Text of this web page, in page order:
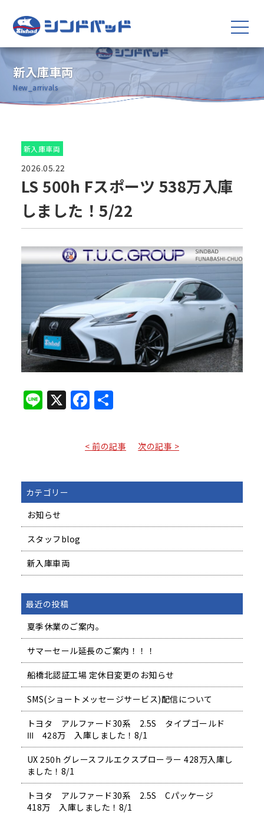
新入庫車両
New_arrivals
新入庫車両
2026.05.22
LS 500h Fスポーツ 538万入庫
しました！5/22
Line
X Facebook
共
< 前の記事 次の記事 >
カテゴリー
お知らせ
スタッフblog
新入庫車両
最近の投稿
夏季休業のご案内。
サマーセール延長のご案内！！！
船橋北認証工場 定休日変更のお知らせ
SMS(ショートメッセージサービス)配信について
トヨタ アルファード30系 2.5S タイプゴールド
Ⅲ 428万 入庫しました！8/1
UX 250h グレースフルエクスプローラー 428万入庫し
ました！8/1
トヨタ アルファード30系 2.5S Cパッケージ
418万 入庫しました！8/1